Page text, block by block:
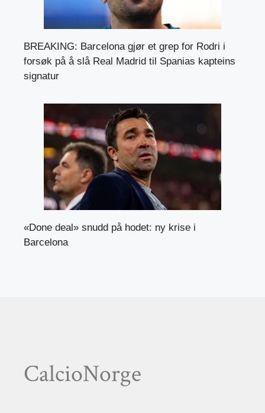
BREAKING: Barcelona gjør et grep for Rodri i
forsøk på å slå Real Madrid til Spanias kapteins
signatur
«Done deal» snudd på hodet: ny krise i
Barcelona
CalcioNorge